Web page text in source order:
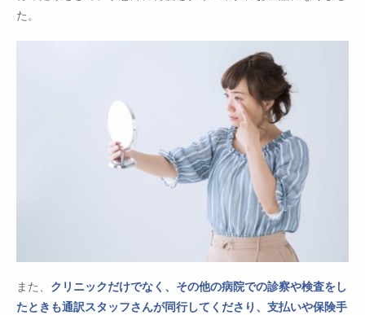
た。
また、 クリニックだけでなく、その他の病院での診察や検査をし
たときも通訳スタッフさんが同行してくださり、支払いや保険手